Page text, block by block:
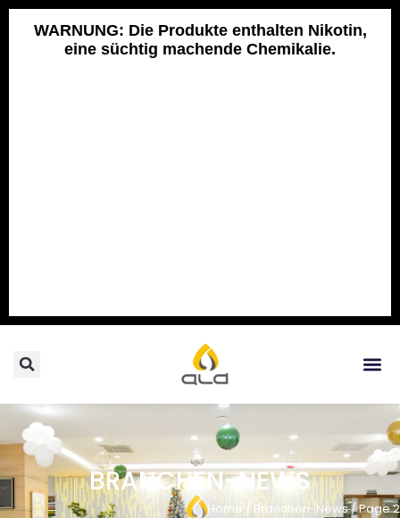
Skip
WARNUNG: Die Produkte enthalten Nikotin,
eine süchtig machende Chemikalie.
Search
BRANCHEN-NEWS
Home / Branchen-News/ Page 2